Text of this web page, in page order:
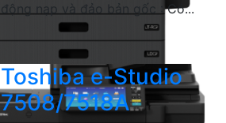
động nạp và đảo bản gốc : Có...
Toshiba e-Studio
7508/7518A